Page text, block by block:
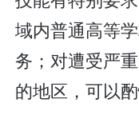
域内普通高等
务；对遭受严
的地区，可以